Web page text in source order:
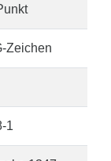
Zeichen
1